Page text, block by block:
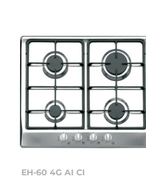
EH-60 4G AI CI